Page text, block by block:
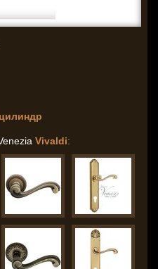
Vivaldi: